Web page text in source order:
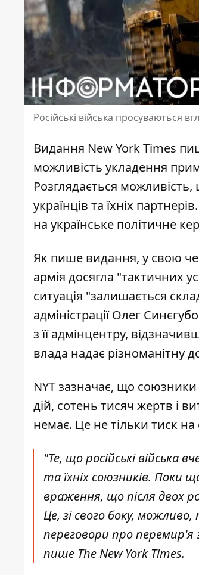
Російські війська просуваються
Видання New York Times
можливість укладення
Розглядається
українців та їхніх
на українське політичне
Як пише видання, у свою
армія досягла "тактичних
ситуація "залишається
адміністрації Олег
з її адмінцентру,
влада надає різноманітну
NYT зазначає, що
дій, сотень тисяч жертв і
немає. Це не тільки тиск
"Те, що російські війська
та їхніх союзників. Поки
враження, що після двох
Це, зі свого боку,
переговори про перемир'я
пише The New York Times.